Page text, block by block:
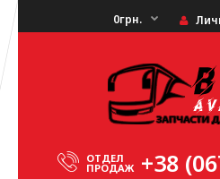
0грн.
ОТДЕЛ
ПРОДАЖ +38